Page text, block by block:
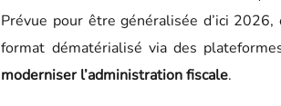
Prévue pour être généralisée d’ici
format dématérialisé via des
moderniser l’administration fiscale.